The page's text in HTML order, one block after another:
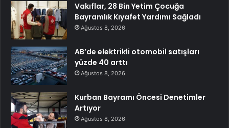
Vakıflar, 28 Bin Yetim Çocuğa
Bayramlık Kıyafet Yardımı Sağladı
Ağustos 8, 2026
AB’de elektrikli otomobil satışları
yüzde 40 arttı
Ağustos 8, 2026
Kurban Bayramı Öncesi Denetimler
Artıyor
Ağustos 8, 2026